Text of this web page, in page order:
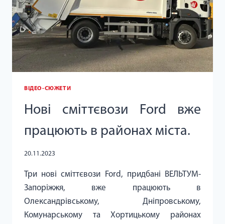
ВІДЕО-СЮЖЕТИ
Нові сміттєвози Ford вже
працюють в районах міста.
20.11.2023
Три нові сміттєвози Ford, придбані ВЕЛЬТУМ-
Запоріжжя, вже працюють в
Олександрівському, Дніпровському,
Комунарському та Хортицькому районах